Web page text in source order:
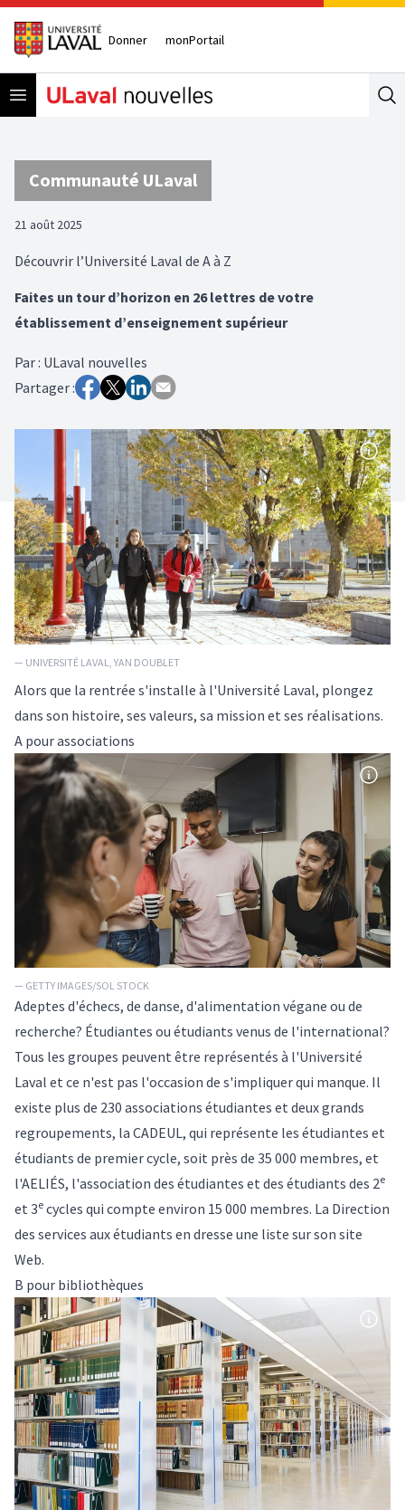
Donner monPortail
Open menu
Communauté ULaval
21 août 2025
Découvrir l’Université Laval de A à Z
Faites un tour d’horizon en 26 lettres de votre
établissement d’enseignement supérieur
Par: ULaval nouvelles
Partager :
— UNIVERSITÉ LAVAL, YAN DOUBLET
Alors que la rentrée s'installe à l'Université Laval, plongez
dans son histoire, ses valeurs, sa mission et ses réalisations.
A pour associations
— GETTY IMAGES/SOL STOCK
Adeptes d'échecs, de danse, d'alimentation végane ou de
recherche? Étudiantes ou étudiants venus de l'international?
Tous les groupes peuvent être représentés à l'Université
Laval et ce n'est pas l'occasion de s'impliquer qui manque. Il
existe plus de 230 associations étudiantes et deux grands
regroupements, la CADEUL, qui représente les étudiantes et
étudiants de premier cycle, soit près de 35 000 membres, et
l'AELIÉS, l'association des étudiantes et des étudiants des 2e
et 3e cycles qui compte environ 15 000 membres. La Direction
des services aux étudiants en dresse une liste sur son site
Web.
B pour bibliothèques